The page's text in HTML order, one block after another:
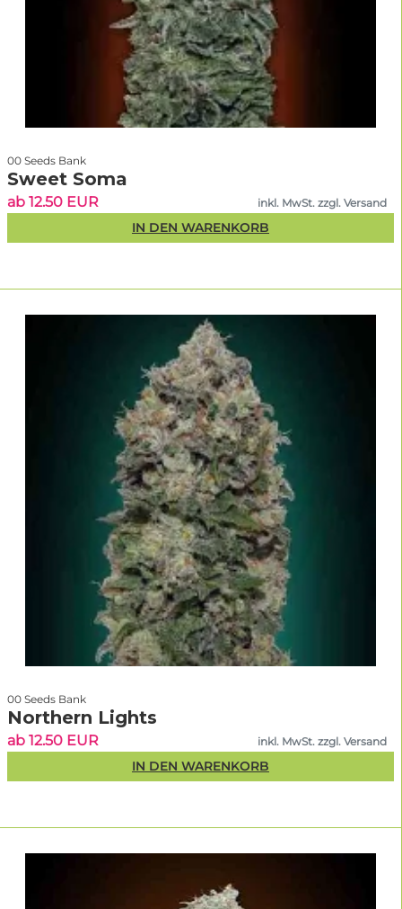
00 Seeds Bank
Sweet Soma
ab 12.50 EUR inkl. MwSt. zzgl. Versand
IN DEN WARENKORB
00 Seeds Bank
Northern Lights
ab 12.50 EUR inkl. MwSt. zzgl. Versand
IN DEN WARENKORB